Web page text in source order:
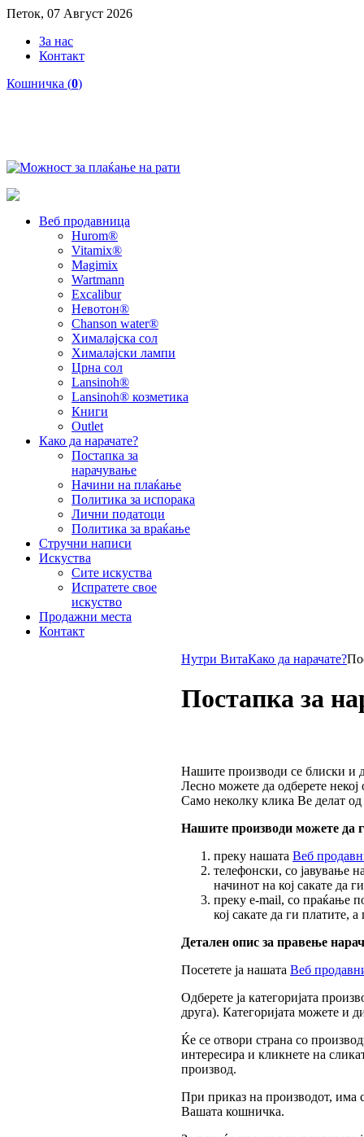
Петок, 07 Август 2026
За нас
Контакт
Кошничка (0)
Веб продавница
Hurom®
Vitamix®
Magimix
Wartmann
Excalibur
Невотон®
Chanson water®
Хималајска сол
Хималајски лампи
Црна сол
Lansinoh®
Lansinoh® козметика
Книги
Outlet
Како да нарачате?
Постапка за
нарачување
Начини на плаќање
Политика за испорака
Лични податоци
Политика за враќање
Стручни написи
Искуства
Сите искуства
Испратете свое
искуство
Продажни места
Контакт
Нутри ВитаКако да нарачате?
Постапка за
Нашите производи се блиски и
Лесно можете да одберете
Само неколку клика Ве делат
Нашите производи можете да
преку нашата Веб
телефонски, со јавување
начинот на кој сакате да
преку e-mail, со праќање
кој сакате да ги платите,
Детален опис за правење
Посетете ја нашата Веб
Одберете ја категоријата
друга). Категоријата можете и
Ќе се отвори страна со
интересира и кликнете на
производ.
При приказ на производот, има
Вашата кошничка.